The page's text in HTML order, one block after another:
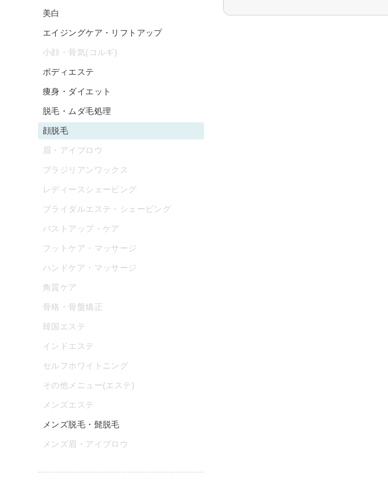
美白
エイジングケア・リフトアップ
小顔・骨気(コルギ)
ボディエステ
痩身・ダイエット
脱毛・ムダ毛処理
顔脱毛
眉・アイブロウ
ブラジリアンワックス
レディースシェービング
ブライダルエステ・シェービング
バストアップ・ケア
フットケア・マッサージ
ハンドケア・マッサージ
角質ケア
骨格・骨盤矯正
韓国エステ
インドエステ
セルフホワイトニング
その他メニュー(エステ)
メンズエステ
メンズ脱毛・髭脱毛
メンズ眉・アイブロウ